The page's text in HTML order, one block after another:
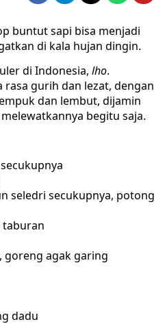
buntut sapi bisa menjadi
di kala hujan dingin.
di Indonesia, lho.
rasa gurih dan lezat, dengan
dan lembut, dijamin
begitu saja.
seledri secukupnya, potong
taburan
goreng agak garing
dadu